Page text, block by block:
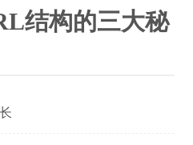
结构的三大秘